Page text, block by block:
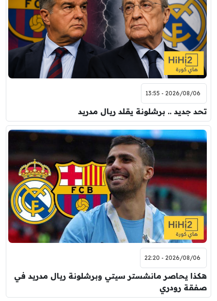
2026/08/06 - 13:55
تحد جديد .. برشلونة يقلد ريال مدريد
2026/08/06 - 22:20
هكذا يحاصر مانشستر سيتي وبرشلونة ريال مدريد في
صفقة رودري